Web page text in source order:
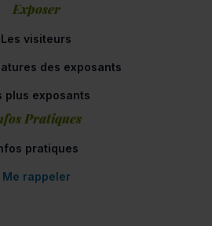
Exposer
Les visiteurs
des exposants
plus exposants
Pratiques
pratiques
Me rappeler